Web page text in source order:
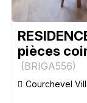
pièces
(BRIGA556)
Courchevel